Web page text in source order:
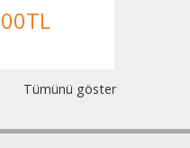
TL
Tümünü göster